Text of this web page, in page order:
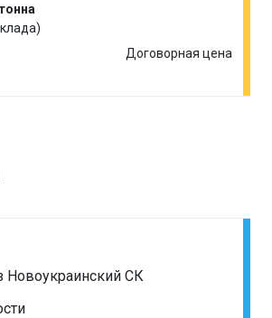
Договорная цена
Новоукраинский СК